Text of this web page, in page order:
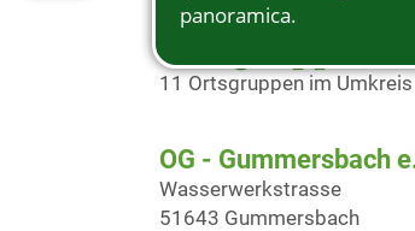
Ortsgruppen
11 Ortsgruppen im
OG - Gummersbach
Wasserwerkstrasse
51643 Gummersbach